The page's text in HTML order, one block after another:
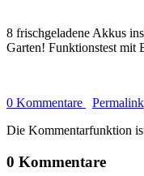
8 frischgeladene Akkus
Garten! Funktionstest mit
0 Kommentare
Permalink
Die Kommentarfunktion
0 Kommentare